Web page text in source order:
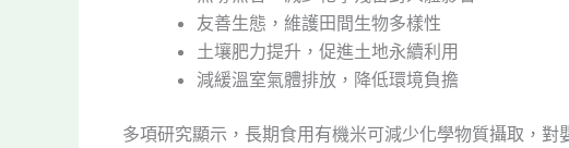
友善生態，維護田間生物多樣性
土壤肥力提升，促進土地永續利用
減緩溫室氣體排放，降低環境負擔
多項研究顯示，長期食用有機米可減少化學物質攝取，對